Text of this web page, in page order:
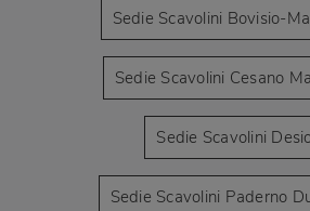
Sedie Scavolini Bovisio-
Sedie Scavolini Cesano
Sedie Scavolini
Sedie Scavolini Paderno